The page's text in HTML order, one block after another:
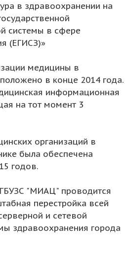
в здравоохранении на
системы в сфере
(ЕГИСЗ)»
медицины в
в конце 2014 года.
информационная
на тот момент 3
организаций в
была обеспечена
годов.
"МИАЦ" проводится
перестройка всей
и сетевой
здравоохранения города